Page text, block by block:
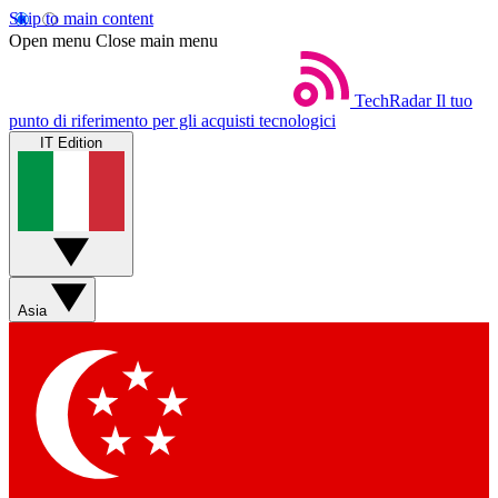
Skip to main content
Open menu Close main menu
TechRadar Il tuo
punto di riferimento per gli acquisti tecnologici
IT Edition
Asia